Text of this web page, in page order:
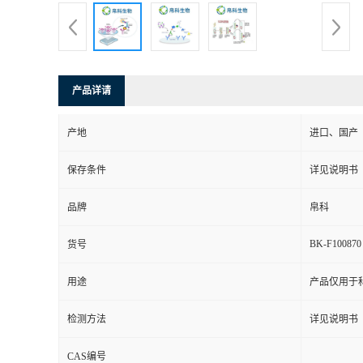
产品详请
产地 进口、国产
保存条件 详见说明书
品牌 帛科
货号 BK-F100870
用途 产品仅用于
检测方法 详见说明书
CAS编号